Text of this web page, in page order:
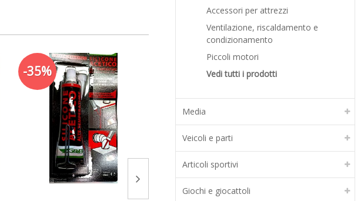
-35%
Accessori per attrezzi
Ventilazione, riscaldamento e
condizionamento
Piccoli motori
Vedi tutti i prodotti
Media
Veicoli e parti
Articoli sportivi
Giochi e giocattoli